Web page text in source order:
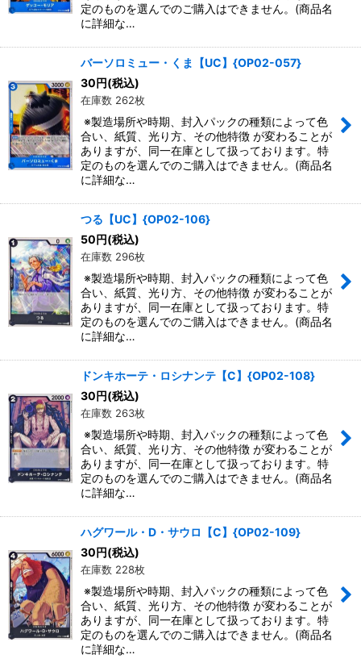
定のものを選んでのご購入はできません。(商品名
に詳細な…
バーソロミュー・くま【UC】{OP02-057}
30円(税込)
在庫数 262枚
※製造場所や時期、封入パックの種類によって色
合い、紙質、光り方、その他特徴 が変わることが
ありますが、同一在庫として扱っております。特
定のものを選んでのご購入はできません。(商品名
に詳細な…
つる【UC】{OP02-106}
50円(税込)
在庫数 296枚
※製造場所や時期、封入パックの種類によって色
合い、紙質、光り方、その他特徴 が変わることが
ありますが、同一在庫として扱っております。特
定のものを選んでのご購入はできません。(商品名
に詳細な…
ドンキホーテ・ロシナンテ【C】{OP02-108}
30円(税込)
在庫数 263枚
※製造場所や時期、封入パックの種類によって色
合い、紙質、光り方、その他特徴 が変わることが
ありますが、同一在庫として扱っております。特
定のものを選んでのご購入はできません。(商品名
に詳細な…
ハグワール・D・サウロ【C】{OP02-109}
30円(税込)
在庫数 228枚
※製造場所や時期、封入パックの種類によって色
合い、紙質、光り方、その他特徴 が変わることが
ありますが、同一在庫として扱っております。特
定のものを選んでのご購入はできません。(商品名
に詳細な…